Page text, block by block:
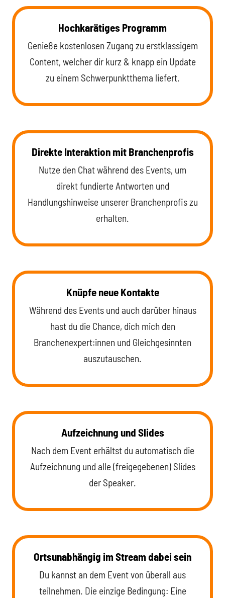
Hochkarätiges Programm
Genieße kostenlosen Zugang zu erstklassigem
Content, welcher dir kurz & knapp ein Update
zu einem Schwerpunktthema liefert.
Direkte Interaktion mit Branchenprofis
Nutze den Chat während des Events, um
direkt fundierte Antworten und
Handlungshinweise unserer Branchenprofis zu
erhalten.
Knüpfe neue Kontakte
Während des Events und auch darüber hinaus
hast du die Chance, dich mich den
Branchenexpert:innen und Gleichgesinnten
auszutauschen.
Aufzeichnung und Slides
Nach dem Event erhältst du automatisch die
Aufzeichnung und alle (freigegebenen) Slides
der Speaker.
Ortsunabhängig im Stream dabei sein
Du kannst an dem Event von überall aus
teilnehmen. Die einzige Bedingung: Eine